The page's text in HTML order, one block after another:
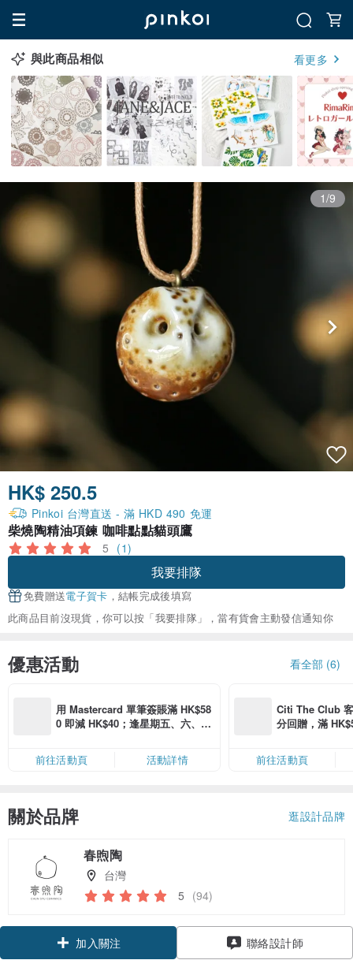
與此商品相似 看更多
1/9
HK$ 250.5
Pinkoi 台灣直送 - 滿 HKD 490 免運
柴燒陶精油項鍊 咖啡點點貓頭鷹
5 (1)
我要排隊
免費贈送電子賀卡 ，結帳完成後填寫
此商品目前沒現貨，你可以按「我要排隊」，當有貨會主動發信通知你
優惠活動 看全部 (6)
用 Mastercard 單筆簽賬滿 HK$58
0 即減 HK$40；逢星期五、六、日
限，額滿即止，僅限「常用信用
卡」結帳）
前往活動頁 活動詳情
Citi The Club
分回贈，滿
前往活動頁
關於品牌 逛設計品牌
春煦陶
台灣
5 (94)
加入關注
聯絡設計師